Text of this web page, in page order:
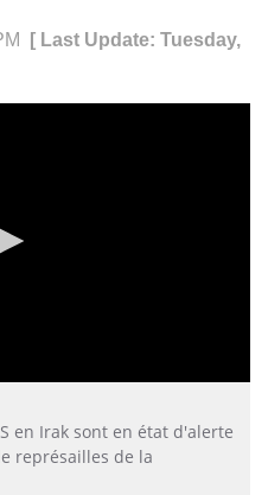
[ Last Update: Tuesday,
en Irak sont en état d'alerte
représailles de la